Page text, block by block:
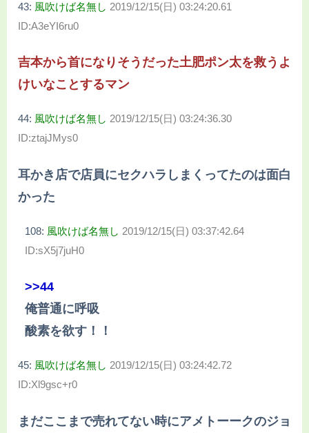
43: 風吹けば名無し 2019/12/15(日) 03:24:20.61
ID:A3eYI6ru0
吉本から首になりそうだった土肥ポン太を救うよ
けいなことするマン
44: 風吹けば名無し 2019/12/15(日) 03:24:36.30
ID:ztajJMys0
耳かき店で店員にセクハラしまくってたのは面白
かった
108: 風吹けば名無し 2019/12/15(日) 03:37:42.64
ID:sX5j7juH0
>>44
俺普通に呼吸
酸素を欲す！！
45: 風吹けば名無し 2019/12/15(日) 03:24:42.72
ID:Xl9gsc+r0
まだここまで売れてない時にアメトーークのジョ